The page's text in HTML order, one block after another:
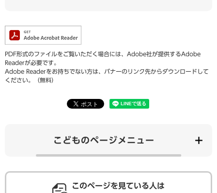
PDF形式のファイルをご覧いただく場合には、Adobe社が提供するAdobe
Readerが必要です。
Adobe Readerをお持ちでない方は、バナーのリンク先からダウンロードして
ください。（無料）
こどものページメニュー
このページを見ている人は